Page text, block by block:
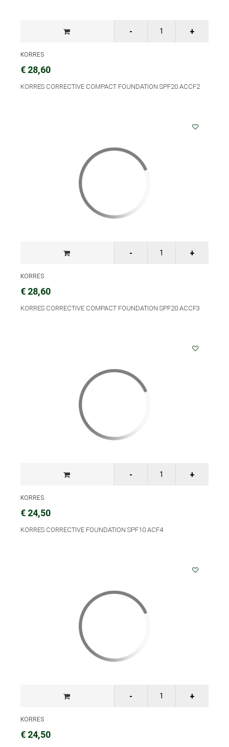
KORRES
€ 28,60
KORRES CORRECTIVE COMPACT FOUNDATION SPF20 ACCF2
KORRES
€ 28,60
KORRES CORRECTIVE COMPACT FOUNDATION SPF20 ACCF3
KORRES
€ 24,50
KORRES CORRECTIVE FOUNDATION SPF10 ACF4
KORRES
€ 24,50